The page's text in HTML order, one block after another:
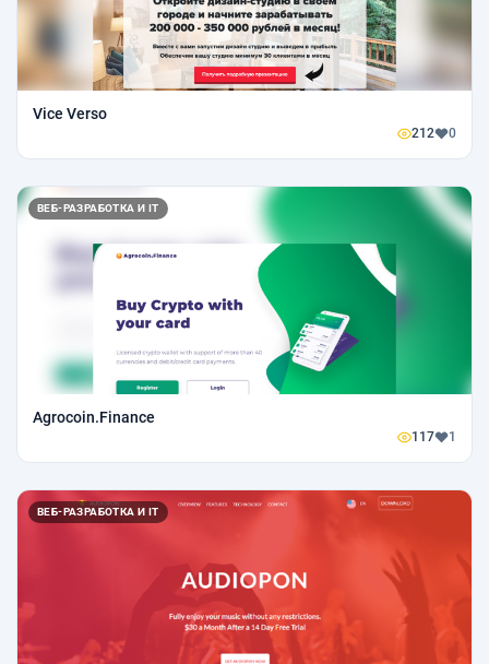
Vice Verso
212 0
ВЕБ-РАЗРАБОТКА И IT
Agrocoin.Finance
117 1
ВЕБ-РАЗРАБОТКА И IT